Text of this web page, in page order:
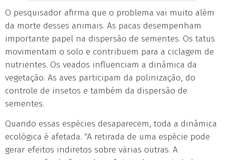
O pesquisador afirma que o problema vai muito além
da morte desses animais. As pacas desempenham
importante papel na dispersão de sementes. Os tatus
movimentam o solo e contribuem para a ciclagem de
nutrientes. Os veados influenciam a dinâmica da
vegetação. As aves participam da polinização, do
controle de insetos e também da dispersão de
sementes.
Quando essas espécies desaparecem, toda a dinâmica
ecológica é afetada. "A retirada de uma espécie pode
gerar efeitos indiretos sobre várias outras. A